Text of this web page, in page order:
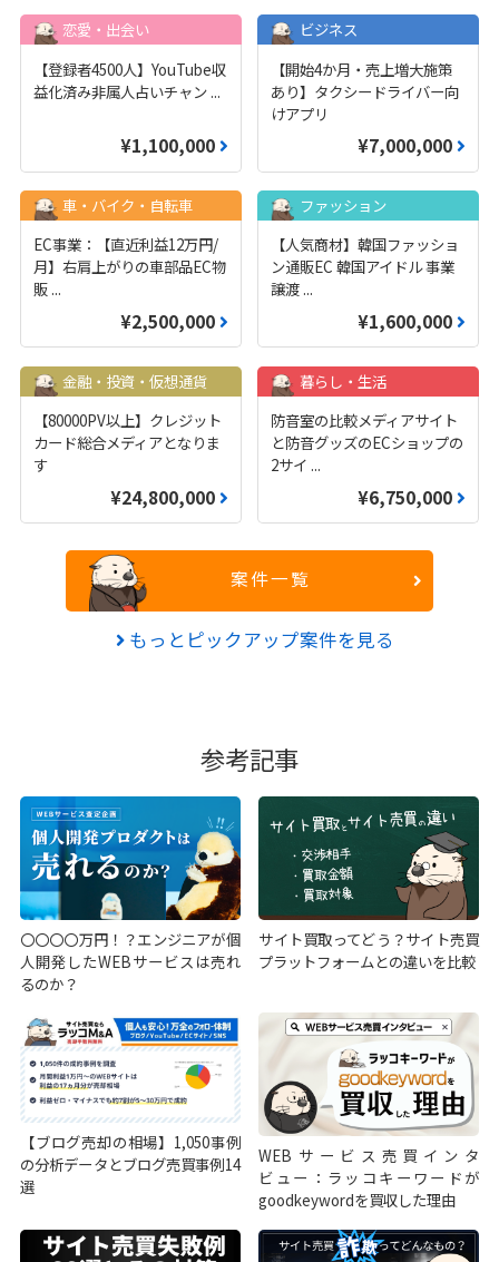
恋愛・出会い
【登録者4500人】YouTube収
益化済み非属人占いチャン ...
¥1,100,000
ビジネス
【開始4か月・売上増大施策
あり】タクシードライバー向
けアプリ
¥7,000,000
車・バイク・自転車
EC事業：【直近利益12万円/
月】右肩上がりの車部品EC物
販 ...
¥2,500,000
ファッション
【人気商材】韓国ファッショ
ン通販EC 韓国アイドル 事業
譲渡 ...
¥1,600,000
金融・投資・仮想通貨
【80000PV以上】クレジット
カード総合メディアとなりま
す
¥24,800,000
暮らし・生活
防音室の比較メディアサイト
と防音グッズのECショップの
2サイ ...
¥6,750,000
案件一覧
もっとピックアップ案件を見る
参考記事
〇〇〇〇万円！？エンジニアが個
人開発したWEBサービスは売れ
るのか？
サイト買取ってどう？サイト売買
プラットフォームとの違いを比較
【ブログ売却の相場】1,050事例
の分析データとブログ売買事例14
選
WEBサービス売買インタ
ビュー：ラッコキーワードが
goodkeywordを買収した理由